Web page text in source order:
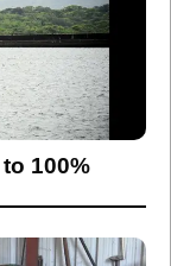
100%